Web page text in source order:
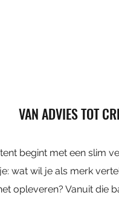
VAN ADVIES TOT
begint met een slim
wat wil je als merk
opleveren? Vanuit die